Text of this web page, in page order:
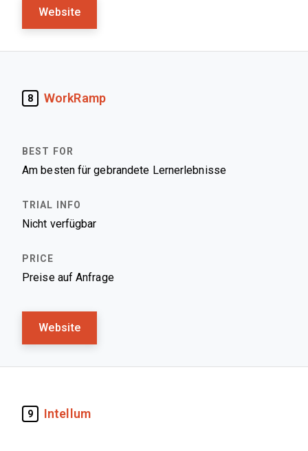
Website
8 WorkRamp
Am besten für gebrandete Lernerlebnisse
Nicht verfügbar
Preise auf Anfrage
Website
9 Intellum